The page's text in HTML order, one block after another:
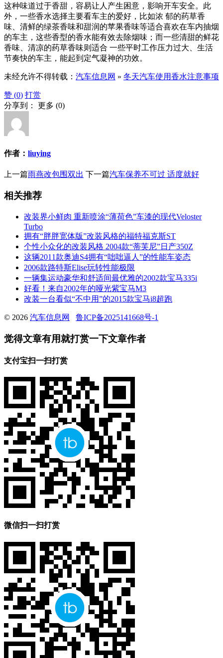
这种味道过于香甜，容易让人产生困意，影响开车安全。此
外，一些香水选择主要看车主的爱好，比如浓 郁的药草香
味、清鲜的绿茶香味和甜润的苹果香味等适合喜欢在车内抽烟
的车主，这些香型的香水能有效去除烟味；而一些清甜的鲜花
香味、清凉的药草香味则适合 一些平时工作压力过大、生活
节奏快的车主，能起到定气凝神的功效。
未经允许不得转载： 汽车信息网 » 冬天汽车使用香水注意事项
赞 (0) 打赏
分享到： 更多 (0)
作者： liuying
上一篇雨燕改包围双出 下一篇汽车保养不可过 适度就好
相关推荐
改装界小鲜肉 重新喷涂“薄荷色”车漆的现代Veloster
Turbo
拥有“胖胖宽体版”改装风格的福特福克斯ST
个性小众化的改装风格 2004款“蒂芙尼”日产350Z
这辆2011款奥迪S4拥有“咄咄逼人”的性能车姿态
2006款路特斯Elise玩转性能极限
一辆集运动豪华和舒适间最优雅的2002款宝马335i
好看！来自2002年的哑光紫宝马M3
改装一台看似“不中用”的2015款宝马i8超跑
© 2026 汽车信息网 鲁ICP备2025141668号-1
觉得文章有用就打赏一下文章作者
支付宝扫一扫打赏
微信扫一扫打赏